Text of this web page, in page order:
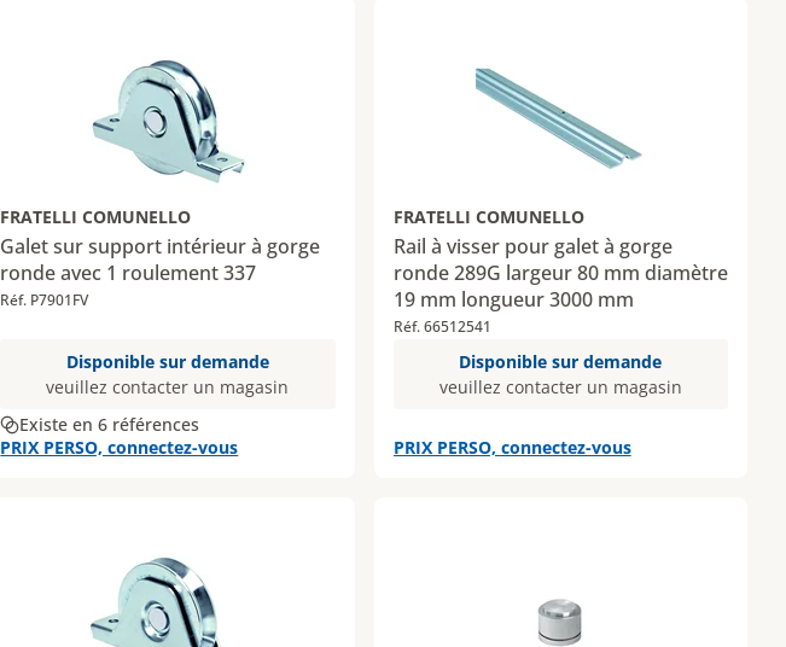
FRATELLI COMUNELLO
Galet sur support intérieur à gorge
ronde avec 1 roulement 337
Réf. P7901FV
Disponible sur demande
veuillez contacter un magasin
Existe en 6 références
PRIX PERSO, connectez-vous
FRATELLI COMUNELLO
Rail à visser pour galet à gorge
ronde 289G largeur 80 mm diamètre
19 mm longueur 3000 mm
Réf. 66512541
Disponible sur demande
veuillez contacter un magasin
PRIX PERSO, connectez-vous